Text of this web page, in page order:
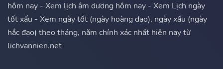
hôm nay - Xem lịch âm dương hôm nay - Xem Lịch ngày
tốt xấu - Xem ngày tốt (ngày hoàng đạo), ngày xấu (ngày
hắc đạo) theo tháng, năm chính xác nhất hiện nay từ
lichvannien.net